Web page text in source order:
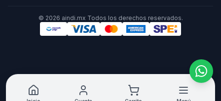
© 2026 aindi.mx Todos los derechos reservados.